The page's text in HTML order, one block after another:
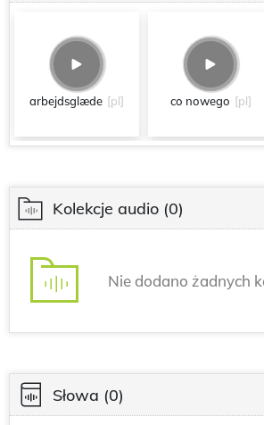
arbejdsglæde [pl] co nowego [pl]
Kolekcje audio (0)
Nie dodano żadnych
Słowa (0)